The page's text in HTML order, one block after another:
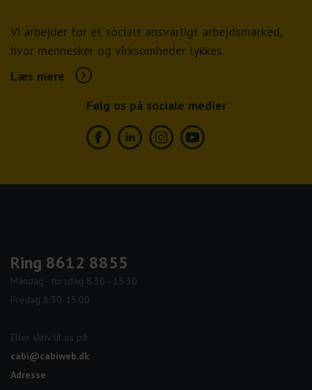
Vi arbejder for et socialt ansvarligt arbejdsmarked,
hvor mennesker og virksomheder lykkes.
Læs mere
Følg os på sociale medier
Ring 8612 8855
Mandag - torsdag 8.30 - 15.30
Fredag 8.30-15.00
Eller skriv til os på:
cabi@cabiweb.dk
Adresse